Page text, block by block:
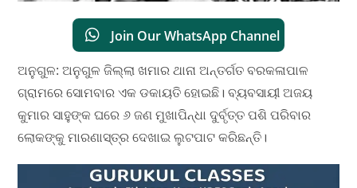
Join Our WhatsApp Channel
ଅନୁଗୁଳ: ଅନୁଗୁଳ ଜିଲ୍ଲା ଖମାର ଥାନା ଅନ୍ତର୍ଗତ ବରକଳାପାଳ
ଗ୍ରାମରେ ସୋମବାର ଏକ ଡକାୟତି ହୋଇଛି। ବ୍ୟବସାୟୀ ଅଜୟ
କୁମାର ସାହୁଙ୍କ ଘରେ ୬ ଜଣ ମୁଖାପିନ୍ଧା ଦୁର୍ବୃତ୍ତ ପଶି ପରିବାର
ଲୋକଙ୍କୁ ମାରଣାସ୍ତ୍ର ଦେଖାଇ ଲୁଟପାଟ କରିଛନ୍ତି।